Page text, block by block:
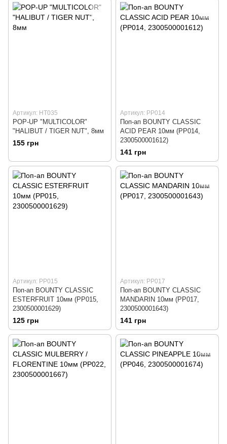
Артикул: HT035
POP-UP "MULTICOLOR"
"HALIBUT / TIGER NUT", 8мм
155 грн
Артикул: PP014
Поп-ап BOUNTY CLASSIC
ACID PEAR 10мм (PP014,
2300500001612)
141 грн
Артикул: PP015
Поп-ап BOUNTY CLASSIC
ESTERFRUIT 10мм (PP015,
2300500001629)
125 грн
Артикул: PP017
Поп-ап BOUNTY CLASSIC
MANDARIN 10мм (PP017,
2300500001643)
141 грн